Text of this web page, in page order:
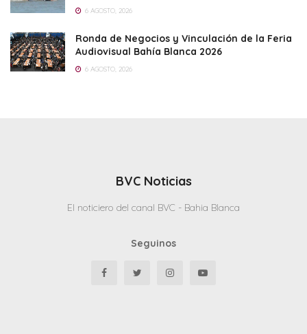
6 AGOSTO, 2026
Ronda de Negocios y Vinculación de la Feria
Audiovisual Bahía Blanca 2026
6 AGOSTO, 2026
BVC Noticias
El noticiero del canal BVC - Bahia Blanca
Seguinos